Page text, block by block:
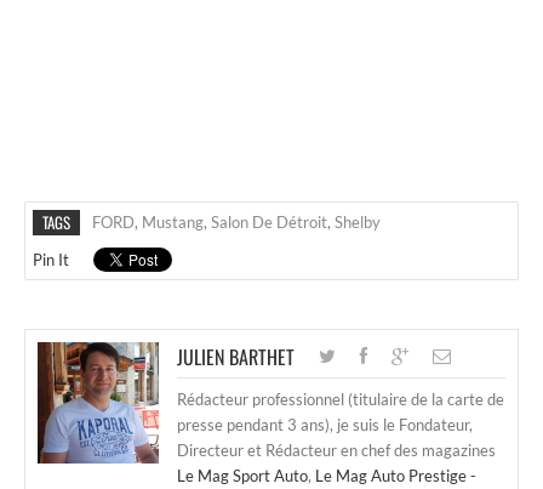
TAGS FORD, Mustang, Salon De Détroit, Shelby
Pin It
JULIEN BARTHET
Rédacteur professionnel (titulaire de la carte de
presse pendant 3 ans), je suis le Fondateur,
Directeur et Rédacteur en chef des magazines
Le Mag Sport Auto, Le Mag Auto Prestige -